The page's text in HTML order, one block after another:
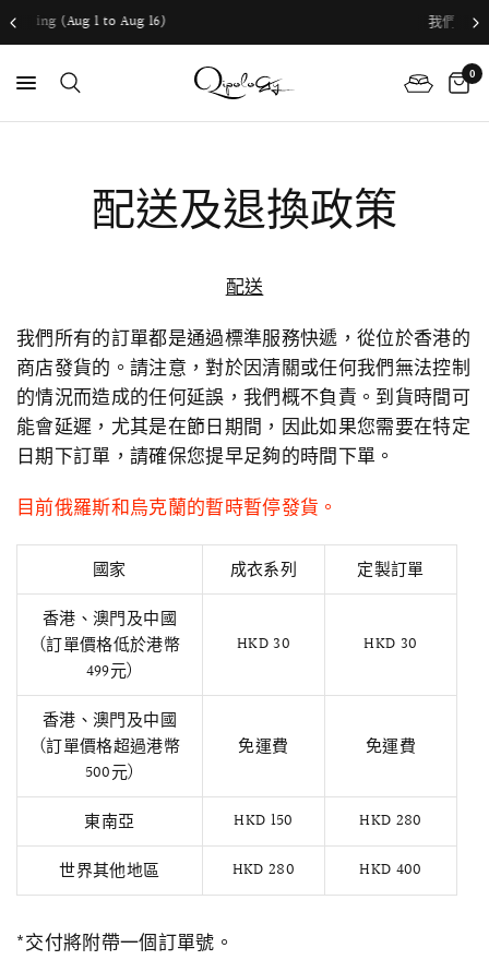
0
配送及退換政策
配送
我們所有的訂單都是通過標準服務快遞，從位於香港的
商店發貨的。請注意，對於因清關或任何我們無法控制
的情況而造成的任何延誤，我們概不負責。到貨時間可
能會延遲，尤其是在節日期間，因此如果您需要在特定
日期下訂單，請確保您提早足夠的時間下單。
目前俄羅斯和烏克蘭的暫時暫停發貨。
國家 成衣系列
定製訂單
香港、澳門及中國
(訂單價格低於港幣
499元)
HKD 30 HKD 30
香港、澳門及中國
(訂單價格超過港幣
500元)
免運費 免運費
東南亞 HKD 150
HKD 280
世界其他地區
HKD 280 HKD 400
*交付將附帶一個訂單號。
蕾絲魚尾裙旗袍
SNOWDROP
$13,800.00